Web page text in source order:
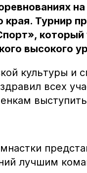
края. Турнир
который
высокого
культуры и
всех
лучшим